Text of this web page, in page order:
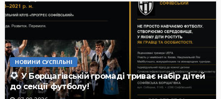
НОВИНИ СУСПІЛЬНІ
У Борщагівській громаді триває набір дітей
до секції футболу!